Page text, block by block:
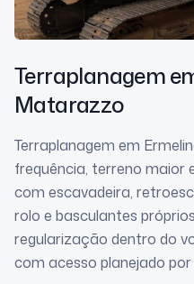
Terraplanagem
Matarazzo
Terraplanagem em
frequência, terreno maior
com escavadeira,
rolo e basculantes
regularização dentro do
com acesso planejado